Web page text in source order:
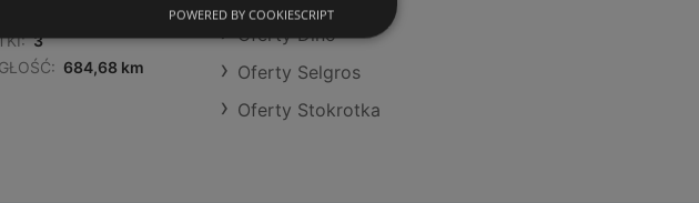
3
684,68 km
Oferty Dino
Oferty Selgros
Oferty Stokrotka
POWERED BY COOKIESCRIPT